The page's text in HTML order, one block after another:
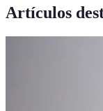
Artículos